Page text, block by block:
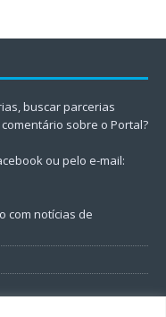
buscar parcerias
sobre o Portal?
ou pelo e-mail:
com notícias de